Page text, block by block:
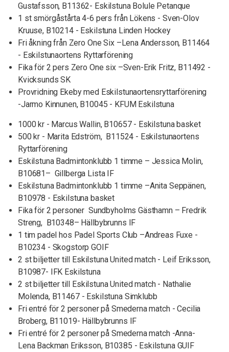
Gustafsson, B11362- Eskilstuna Bolule Petanque
1 st smörgåstårta 4-6 pers från Lökens - Sven-Olov
Kruuse, B10214 - Eskilstuna Linden Hockey
Fri åkning från Zero One Six –Lena Andersson, B11464
- Eskilstunaortens Ryttarförening
Fika för 2 pers Zero One six –Sven-Erik Fritz, B11492 -
Kvicksunds SK
Provridning Ekeby med Eskilstunaortensryttarförening
-Jarmo Kinnunen, B10045 - KFUM Eskilstuna
1000 kr - Marcus Wallin, B10657 - Eskilstuna basket
500 kr - Marita Edström, B11524 - Eskilstunaortens
Ryttarförening
Eskilstuna Badmintonklubb 1 timme – Jessica Molin,
B10681– Gillberga Lista IF
Eskilstuna Badmintonklubb 1 timme –Anita Seppänen,
B10978 - Eskilstuna basket
Fika för 2 personer Sundbyholms Gästhamn – Fredrik
Streng, B10348– Hällbybrunns IF
1 tim padel hos Padel Sports Club –Andreas Fuxe -
B10234 - Skogstorp GOIF
2 st biljetter till Eskilstuna United match - Leif Eriksson,
B10987- IFK Eskilstuna
2 st biljetter till Eskilstuna United match - Nathalie
Molenda, B11467 - Eskilstuna Simklubb
Fri entré för 2 personer på Smederna match - Cecilia
Broberg, B11019- Hällbybrunns IF
Fri entré för 2 personer på Smederna match -Anna-
Lena Backman Eriksson, B10385 - Eskilstuna GUIF